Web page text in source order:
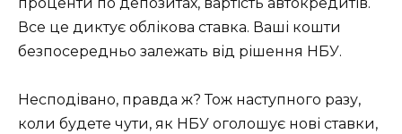
Все це диктує облікова ставка. Ваші кошти
безпосередньо залежать від рішення НБУ.
Несподівано, правда ж? Тож наступного разу,
коли будете чути, як НБУ оголошує нові ставки,